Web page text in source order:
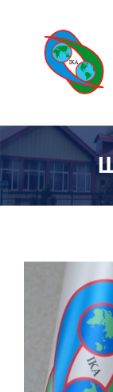
content
МИР КУРАША
СОРЕВНОВАНИЯ
РЕЗУЛЬТАТЫ
КОНТАКТЫ